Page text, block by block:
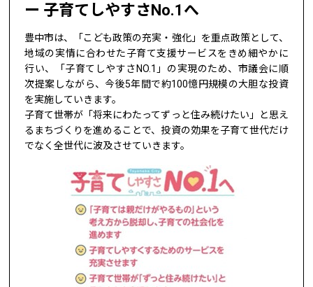
子育てしやすさNo.1へ
豊中市は、「こども政策の充実・強化」を重点政策として、
地域の実情に合わせた子育て支援サービスをきめ細やかに
行い、「子育てしやすさNO.1」の実現のため、市議会に順
次提案しながら、今後5年間で約100憶円規模の大胆な投資
を実施していきます。
子育て世帯が「将来にわたってずっと住み続けたい」と思え
るまちづくりを進めることで、投資の効果を子育て世代だけ
でなく全世代に波及させていきます。